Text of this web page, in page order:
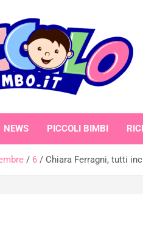
NEWS PICCOLI BIMBI
6 Chiara Ferragni, tutti